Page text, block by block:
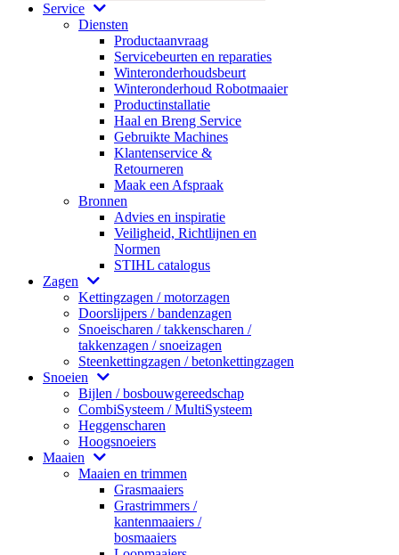
Service
Diensten
Productaanvraag
Servicebeurten en reparaties
Winteronderhoudsbeurt
Winteronderhoud Robotmaaier
Productinstallatie
Haal en Breng Service
Gebruikte Machines
Klantenservice &
Retourneren
Maak een Afspraak
Bronnen
Advies en inspiratie
Veiligheid, Richtlijnen en
Normen
STIHL catalogus
Zagen
Kettingzagen / motorzagen
Doorslijpers / bandenzagen
Snoeischaren / takkenscharen /
takkenzagen / snoeizagen
Steenkettingzagen / betonkettingzagen
Snoeien
Bijlen / bosbouwgereedschap
CombiSysteem / MultiSysteem
Heggenscharen
Hoogsnoeiers
Maaien
Maaien en trimmen
Grasmaaiers
Grastrimmers /
kantenmaaiers /
bosmaaiers